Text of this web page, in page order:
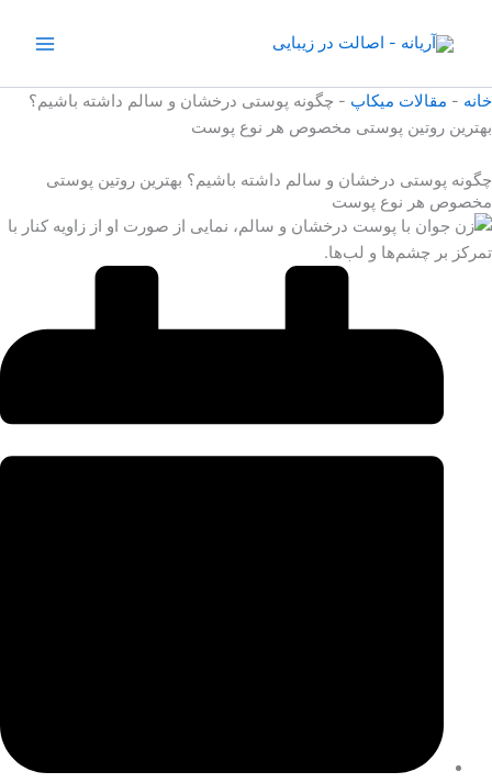
خانه - مقالات میکاپ - چگونه پوستی درخشان و سالم داشته باشیم؟
بهترین روتین پوستی مخصوص هر نوع پوست
چگونه پوستی درخشان و سالم داشته باشیم؟ بهترین روتین پوستی
مخصوص هر نوع پوست